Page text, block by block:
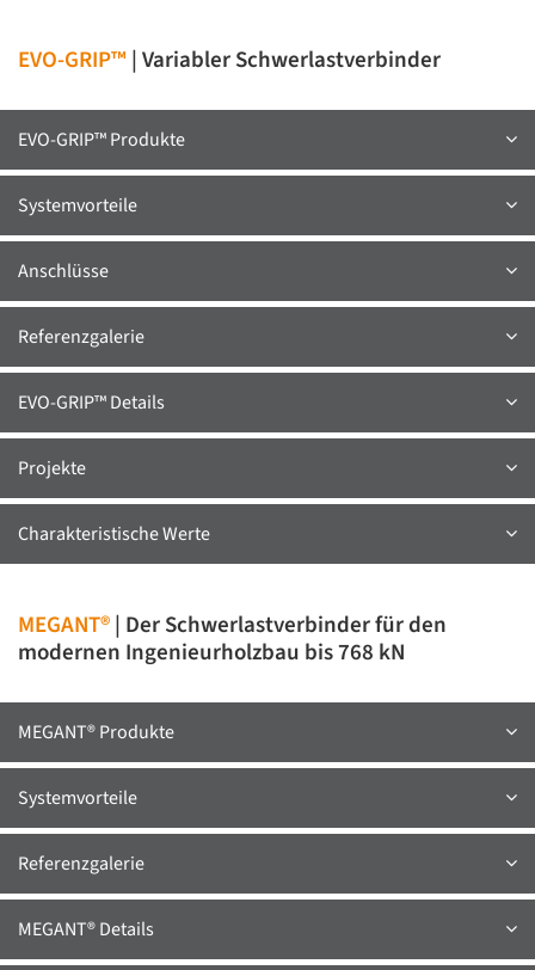
EVO-GRIP™ | Variabler Schwerlastverbinder
EVO-GRIP™ Produkte
Systemvorteile
Anschlüsse
Referenzgalerie
EVO-GRIP™ Details
Projekte
Charakteristische Werte
MEGANT®| Der Schwerlastverbinder für den
modernen Ingenieurholzbau bis 768 kN
MEGANT® Produkte
Systemvorteile
Referenzgalerie
MEGANT® Details